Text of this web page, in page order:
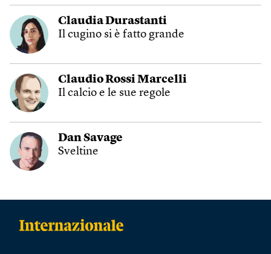
Claudia Durastanti
Il cugino si è fatto grande
Claudio Rossi Marcelli
Il calcio e le sue regole
Dan Savage
Sveltine